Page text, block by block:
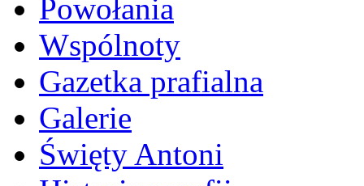
Powołania
Wspólnoty
Gazetka prafialna
Galerie
Święty Antoni